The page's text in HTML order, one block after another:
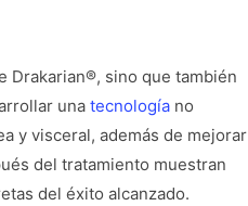
Drakarian®, sino que también
una tecnología no
y visceral, además de mejorar
del tratamiento muestran
del éxito alcanzado.